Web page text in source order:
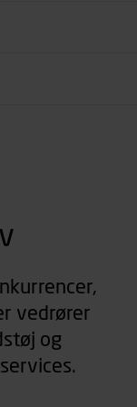
vedrører
og